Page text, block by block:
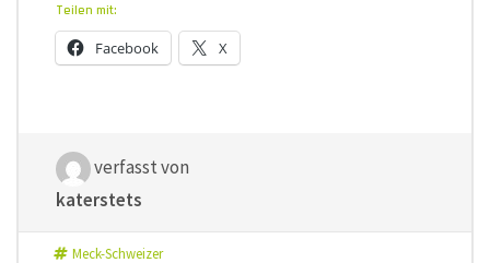
Teilen mit:
Facebook X
verfasst von
katerstets
Meck-Schweizer